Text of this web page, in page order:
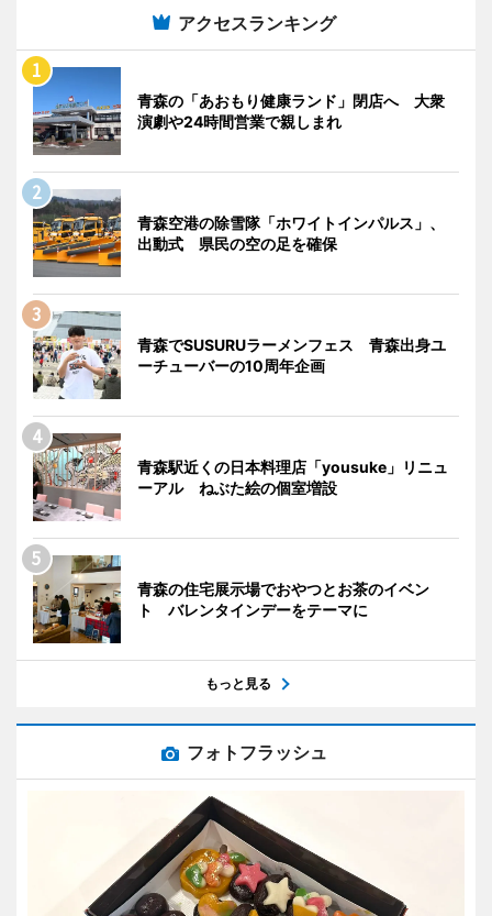
アクセスランキング
青森の「あおもり健康ランド」閉店へ 大衆
演劇や24時間営業で親しまれ
青森空港の除雪隊「ホワイトインパルス」、
出動式 県民の空の足を確保
青森でSUSURUラーメンフェス 青森出身ユ
ーチューバーの10周年企画
青森駅近くの日本料理店「yousuke」リニュ
ーアル ねぶた絵の個室増設
青森の住宅展示場でおやつとお茶のイベン
ト バレンタインデーをテーマに
もっと見る
フォトフラッシュ